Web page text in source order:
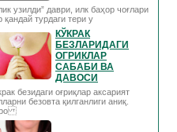
узилди” даври, илк баҳор чоғлари
қандай турдаги тери у
КЎКРАК
БЕЗЛАРИДАГИ
ОГРИКЛАР
САБАБИ ВА
ДАВОСИ
безидаги оғриқлар аксарият
безовта қилганлиги аниқ.